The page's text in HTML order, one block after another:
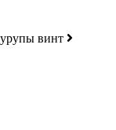
винт